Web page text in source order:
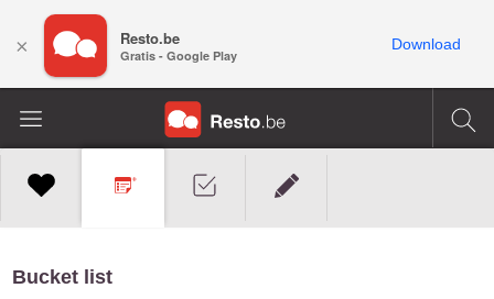
Bucket list
× Resto.be
Gratis - Google Play
Download